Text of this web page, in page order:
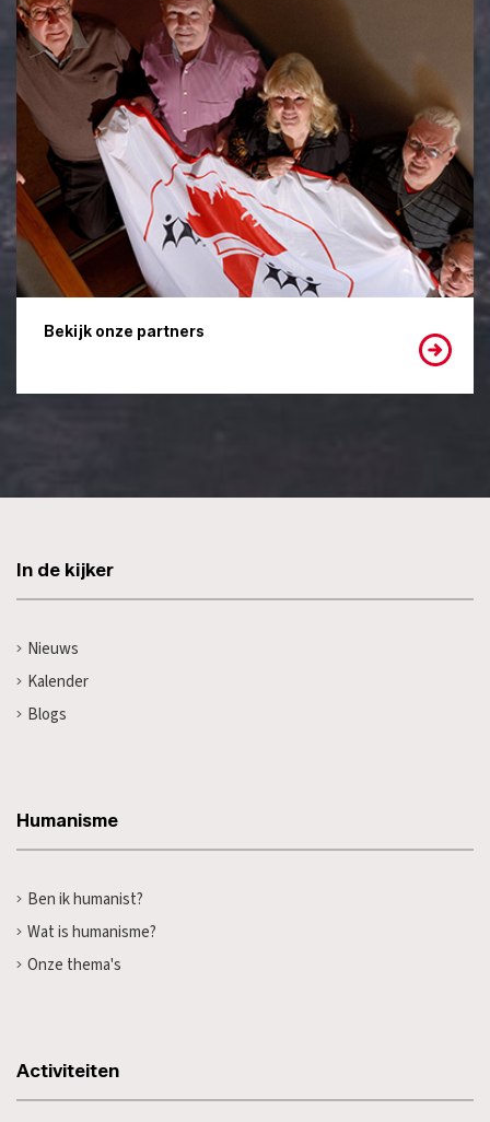
Bekijk onze partners
In de kijker
Nieuws
Kalender
Blogs
Humanisme
Ben ik humanist?
Wat is humanisme?
Onze thema's
Activiteiten